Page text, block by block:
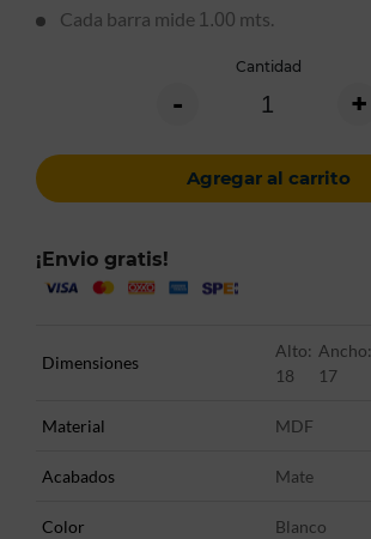
Cada barra mide 1.00 mts.
Cantidad
- +
Agregar al carrito
¡Envio gratis!
Dimensiones
Alto:
18
Ancho:
17
Material MDF
Acabados Mate
Color Blanco